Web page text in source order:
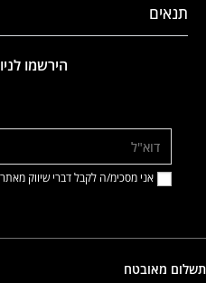
תנאים
הירשמו
אני מסכימ/ה לקבל דברי שיווק מאתר Salomon בהתאם ל
תשלום מאובטח